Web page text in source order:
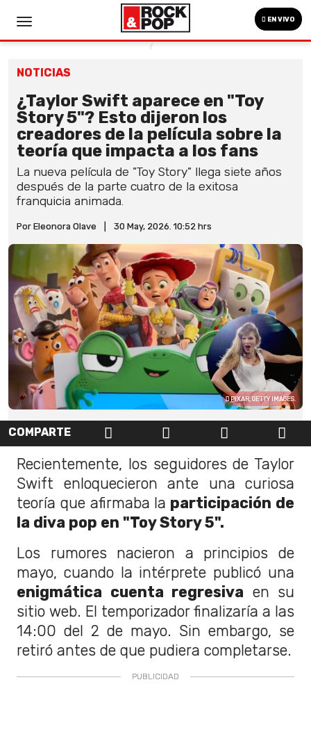
EN VIVO
NOTICIAS
¿Taylor Swift aparece en "Toy
Story 5"? Esto dijeron los
creadores de la película sobre la
teoría que impacta a los fans
La nueva película de "Toy Story" llega siete años
después de la parte cuatro de la exitosa
franquicia animada.
Por Eleonora Olave 30 May, 2026. 10:52 hrs
PIXAR, GETTY IMAGES.
COMPARTE
Recientemente, los seguidores de Taylor
Swift enloquecieron ante una curiosa
teoría que afirmaba la participación de
la diva pop en "Toy Story 5".
Los rumores nacieron a principios de
mayo, cuando la intérprete publicó una
enigmática cuenta regresiva en su
sitio web. El temporizador finalizaría a las
14:00 del 2 de mayo. Sin embargo, se
retiró antes de que pudiera completarse.